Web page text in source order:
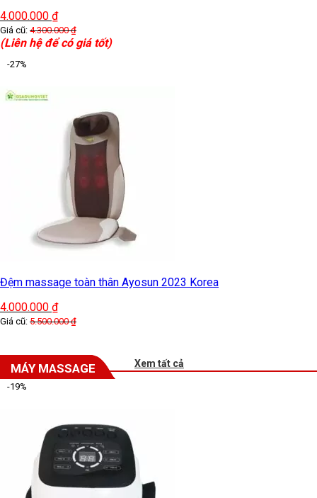
4.000.000 ₫
Giá cũ: 4.300.000₫
(Liên hệ để có giá tốt)
-27%
Đệm massage toàn thân Ayosun 2023 Korea
4.000.000 ₫
Giá cũ: 5.500.000₫
MÁY MASSAGE Xem tất cả
-19%